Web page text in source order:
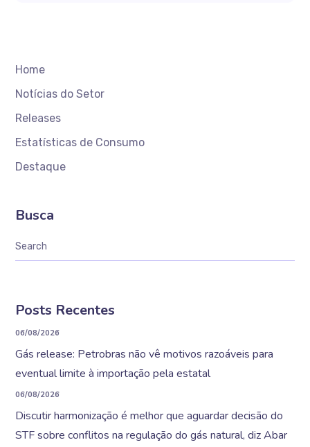
Home
Notícias do Setor
Releases
Estatísticas de Consumo
Destaque
Busca
Posts Recentes
06/08/2026
Gás release: Petrobras não vê motivos razoáveis para
eventual limite à importação pela estatal
06/08/2026
Discutir harmonização é melhor que aguardar decisão do
STF sobre conflitos na regulação do gás natural, diz Abar